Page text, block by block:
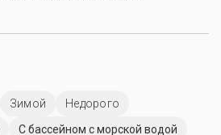
Зимой
Недорого
С бассейном с морской водой